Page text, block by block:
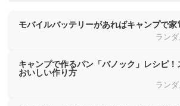
モバイルバッテリーがあればキャンプで家
ラン
キャンプで作るパン「バノック」レシピ
おいしい作り方
ラン